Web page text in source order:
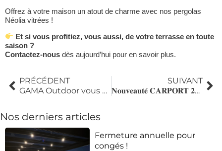
Offrez à votre maison un atout de charme avec nos pergolas
Néolia vitrées !
Et si vous profitiez, vous aussi, de votre terrasse en toute
saison ?
Contactez-nous dès aujourd’hui pour en savoir plus.
PRÉCÉDENT
GAMA Outdoor vous ouvre ses portes !
SUIVANT
𝐍𝐨𝐮𝐯𝐞𝐚𝐮𝐭𝐞́ 𝐂𝐀𝐑𝐏𝐎𝐑𝐓 𝟐𝟎𝟐𝟔 : 𝐥’𝐚𝐛𝐫𝐢 𝐪𝐮𝐢 𝐟𝐚𝐢𝐭 𝐥𝐚 𝐝𝐢𝐟𝐟𝐞́𝐫𝐞𝐧𝐜𝐞 !
Nos derniers articles
Fermeture annuelle pour
congés !